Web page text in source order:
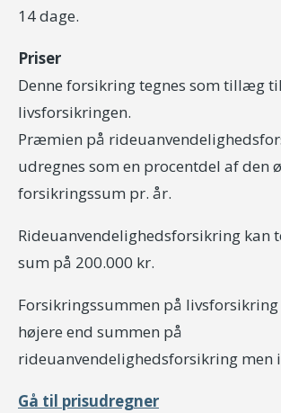
14 dage.
Priser
Denne forsikring tegnes som tillæg til
livsforsikringen.
Præmien på
udregnes som en procentdel af den
forsikringssum pr. år.
Rideuanvendelighedsforsikring kan
sum på 200.000 kr.
Forsikringssummen på
højere end summen på
rideuanvendelighedsforsikring men
Gå til prisudregner